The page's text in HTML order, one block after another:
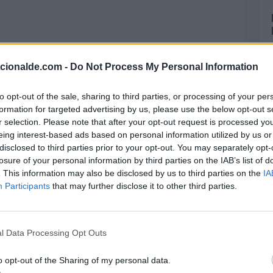
- Do Not Process My Personal Information
opt-out of the sale, sharing to third parties, or processing of your
for targeted advertising by us, please use the below opt-out
selection. Please note that after your opt-out request is processed
interest-based ads based on personal information utilized by us
to third parties prior to your opt-out. You may separately
of your personal information by third parties on the IAB’s list of
This information may also be disclosed by us to third parties on the
Participants that may further disclose it to other third parties.
Data Processing Opt Outs
opt-out of the Sharing of my personal data.
en la Carta fundacional de las Naciones
de resolución de disputas entre los
radica en su vinculación con los objetivos
del mundo, porque solo cooperando
garantizar la supervivencia y desarrollo
en general
es el de dar preponderancia a las acciones